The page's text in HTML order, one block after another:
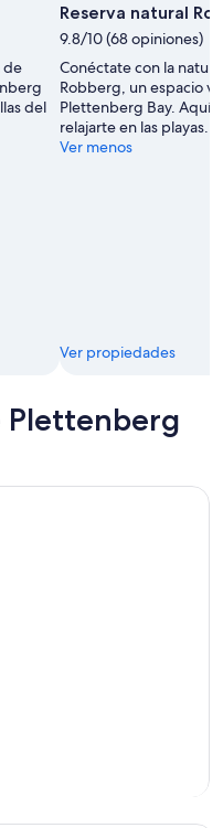
de
del
Reserva natural
9.8/10 (68 opiniones)
Conéctate con la
Robberg, un espacio
Plettenberg Bay. Aquí
relajarte en las playas.
Ver menos
Ver propiedades
Plettenberg